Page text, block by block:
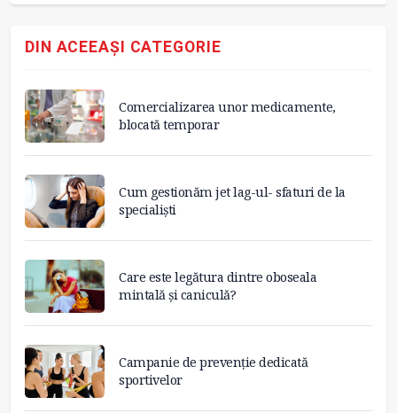
DIN ACEEAȘI CATEGORIE
Comercializarea unor medicamente,
blocată temporar
Cum gestionăm jet lag-ul- sfaturi de la
specialiști
Care este legătura dintre oboseala
mintală și caniculă?
Campanie de prevenție dedicată
sportivelor